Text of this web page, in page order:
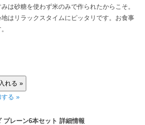
は砂糖を使わず米のみで作られたからこそ。
はリラックスタイムにピッタリです。お食事
する »
プレーン6本セット 詳細情報